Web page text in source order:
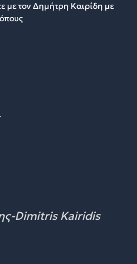
με τον Δημήτρη Καιρίδη με
Dimitris Kairidis